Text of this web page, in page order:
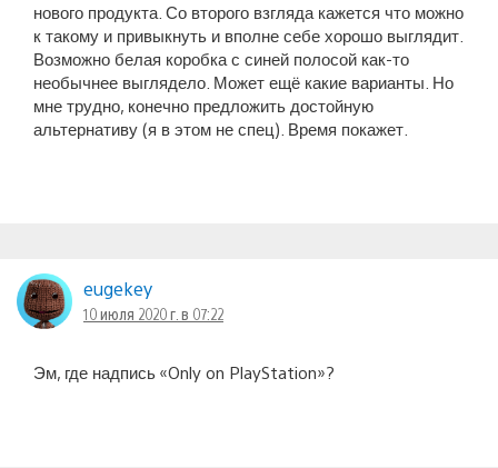
нового продукта. Со второго взгляда кажется что можно
к такому и привыкнуть и вполне себе хорошо выглядит.
Возможно белая коробка с синей полосой как-то
необычнее выглядело. Может ещё какие варианты. Но
мне трудно, конечно предложить достойную
альтернативу (я в этом не спец). Время покажет.
eugekey
10 июля 2020 г. в 07:22
Эм, где надпись «Only on PlayStation»?